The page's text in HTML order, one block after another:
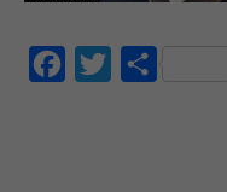
FacebookTwitter